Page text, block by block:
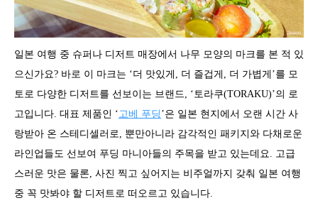
일본 여행 중 슈퍼나 디저트 매장에서 나무 모양의 마크를 본 적 있
으신가요? 바로 이 마크는 ‘더 맛있게, 더 즐겁게, 더 가볍게’를 모
토로 다양한 디저트를 선보이는 브랜드, ‘토라쿠(TORAKU)’의 로
고입니다. 대표 제품인 ‘ 고베 푸딩 ’은 일본 현지에서 오랜 시간 사
랑받아 온 스테디셀러로, 뿐만아니라 감각적인 패키지와 다채로운
라인업들도 선보여 푸딩 마니아들의 주목을 받고 있는데요. 고급
스러운 맛은 물론, 사진 찍고 싶어지는 비주얼까지 갖춰 일본 여행
중 꼭 맛봐야 할 디저트로 떠오르고 있습니다.